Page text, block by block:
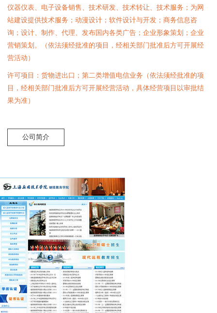
仪器仪表、电子设备销售、技术研发、技术转让、技术服务；为网
站建设提供技术服务；动漫设计；软件设计与开发；商务信息咨
询；设计、制作、代理、发布国内各类广告；企业形象策划；企业
营销策划。（依法须经批准的项目，经相关部门批准后方可开展经
营活动）
许可项目：货物进出口；第二类增值电信业务（依法须经批准的项
目，经相关部门批准后方可开展经营活动，具体经营项目以审批结
果为准）
公司简介